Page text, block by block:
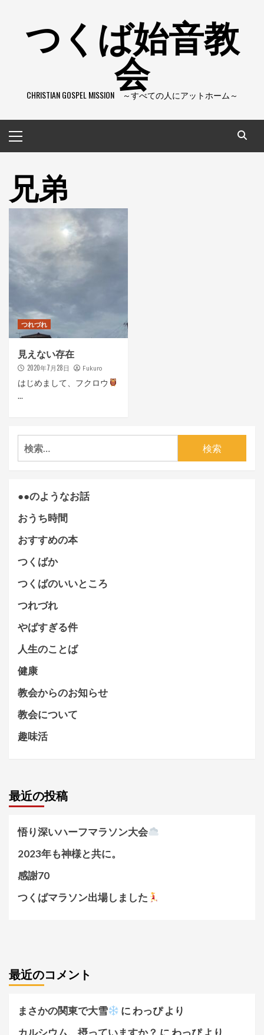
つくば始音教
会
CHRISTIAN GOSPEL MISSION ～すべての人にアットホーム～
イ
ン
ュ兄弟
つれづれ
見えない存在
2020年7月28日 Fukuro
はじめまして、フクロウ
...
検
索:
●●のようなお話
おうち時間
おすすめの本
つくばか
つくばのいいところ
つれづれ
やばすぎる件
人生のことば
健康
教会からのお知らせ
教会について
趣味活
最近の投稿
悟り深いハーフマラソン大会
2023年も神様と共に。
感謝70
つくばマラソン出場しました
最近のコメント
まさかの関東で大雪 に わっぴより
カルシウム、摂っていますか？ に わっぴより